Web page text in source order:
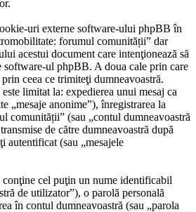
uri externe software-ului phpBB în
forumul comunității” dar
acestui document care intenţionează să
software-ul phpBB. A doua cale prin care
ceea ce trimiteţi dumneavoastră.
limitat la: expedierea unui mesaj ca
„mesaje anonime”), înregistrarea la
comunității” (sau „contul dumneavoastră
de către dumneavoastră după
autentificat (sau „mesajele
cel puţin un nume identificabil
de utilizator”), o parolă personală
în contul dumneavoastră (sau „parola